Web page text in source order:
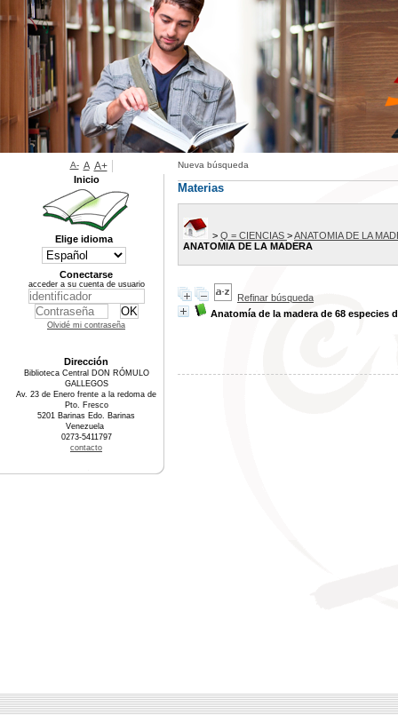
Nueva búsqueda
Materias
> Q = CIENCIAS >ANATOMIA DE LA
ANATOMIA DE LA MADERA
Refinar búsqueda
Anatomía de la madera de 68 especies
A- A A+
Inicio
Elige idioma
Conectarse
acceder a su cuenta de usuario
Olvidé mi contraseña
Dirección
Biblioteca Central DON RÓMULO
GALLEGOS
Av. 23 de Enero frente a la redoma de
Pto. Fresco
5201 Barinas Edo. Barinas
Venezuela
0273-5411797
contacto